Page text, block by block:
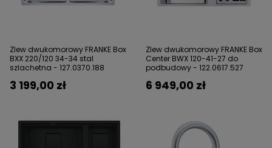
Zlew dwukomorowy FRANKE Box
BXX 220/120 34-34 stal
szlachetna - 127.0370.188
3 199,00 zł
Zlew dwukomorowy FRANKE Box
Center BWX 120-41-27 do
podbudowy - 122.0617.527
6 949,00 zł